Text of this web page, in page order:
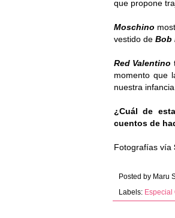
que propone
Moschino
vestido de Bob
Red Valentino
momento que
nuestra infancia.
¿Cuál de
cuentos de
Fotografías vía
Posted by Maru
Labels: Especial